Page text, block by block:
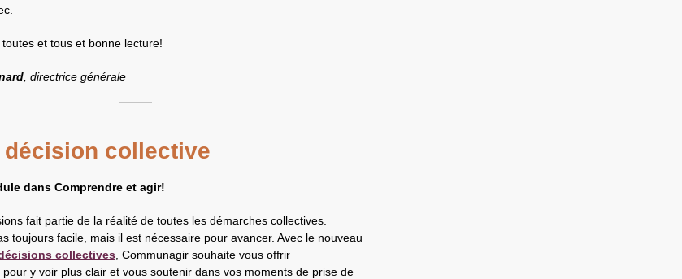
et tous et bonne lecture!
, directrice générale
décision collective
dans Comprendre et agir!
fait partie de la réalité de toutes les démarches collectives.
toujours facile, mais il est nécessaire pour avancer. Avec le nouveau
collectives , Communagir souhaite vous offrir
pour y voir plus clair et vous soutenir dans vos moments de prise de